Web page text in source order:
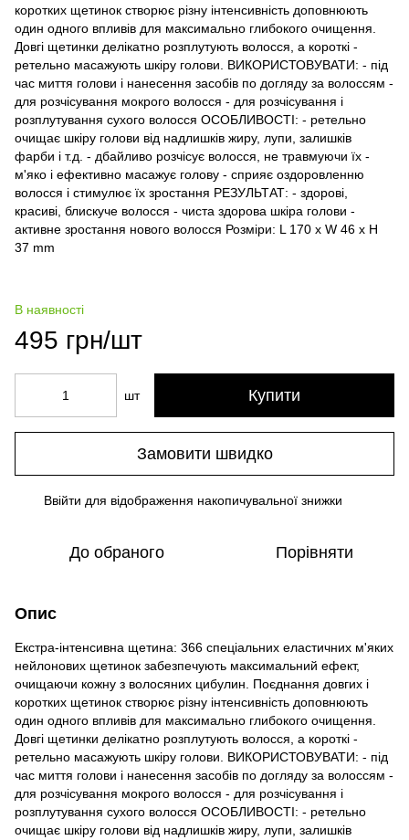
коротких щетинок створює різну інтенсивність доповнюють
один одного впливів для максимально глибокого очищення.
Довгі щетинки делікатно розплутують волосся, а короткі -
ретельно масажують шкіру голови. ВИКОРИСТОВУВАТИ: - під
час миття голови і нанесення засобів по догляду за волоссям -
для розчісування мокрого волосся - для розчісування і
розплутування сухого волосся ОСОБЛИВОСТІ: - ретельно
очищає шкіру голови від надлишків жиру, лупи, залишків
фарби і т.д. - дбайливо розчісує волосся, не травмуючи їх -
м'яко і ефективно масажує голову - сприяє оздоровленню
волосся і стимулює їх зростання РЕЗУЛЬТАТ: - здорові,
красиві, блискуче волосся - чиста здорова шкіра голови -
активне зростання нового волосся Розміри: L 170 x W 46 x H
37 mm
В наявності
495 грн/шт
шт Купити
Замовити швидко
Ввійти для відображення накопичувальної знижки
До обраного Порівняти
Опис
Екстра-інтенсивна щетина: 366 спеціальних еластичних м'яких
нейлонових щетинок забезпечують максимальний ефект,
очищаючи кожну з волосяних цибулин. Поєднання довгих і
коротких щетинок створює різну інтенсивність доповнюють
один одного впливів для максимально глибокого очищення.
Довгі щетинки делікатно розплутують волосся, а короткі -
ретельно масажують шкіру голови. ВИКОРИСТОВУВАТИ: - під
час миття голови і нанесення засобів по догляду за волоссям -
для розчісування мокрого волосся - для розчісування і
розплутування сухого волосся ОСОБЛИВОСТІ: - ретельно
очищає шкіру голови від надлишків жиру, лупи, залишків